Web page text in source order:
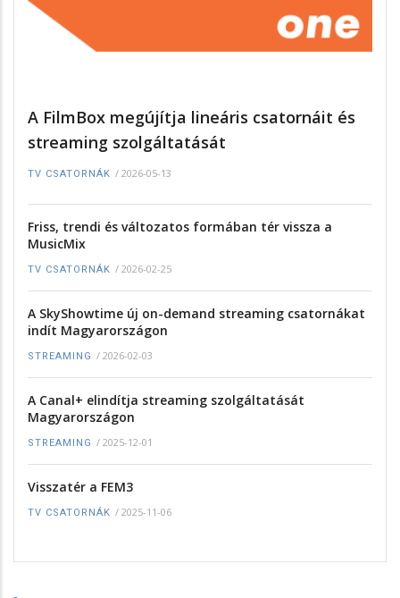
A FilmBox megújítja lineáris csatornáit és
streaming szolgáltatását
TV CSATORNÁK / 2026-05-13
Friss, trendi és változatos formában tér vissza a
MusicMix
TV CSATORNÁK / 2026-02-25
A SkyShowtime új on-demand streaming csatornákat
indít Magyarországon
STREAMING / 2026-02-03
A Canal+ elindítja streaming szolgáltatását
Magyarországon
STREAMING / 2025-12-01
Visszatér a FEM3
TV CSATORNÁK / 2025-11-06